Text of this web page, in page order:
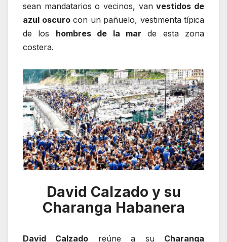
sean mandatarios o vecinos, vanvestidos de
azul oscurocon un pañuelo, vestimenta típica
de los hombres de la mar de esta zona
costera.
David Calzado y su
Charanga Habanera
David Calzado reúne a su Charanga